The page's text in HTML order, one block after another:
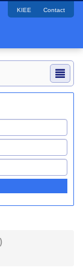
KIEE Contact